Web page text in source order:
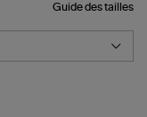
Guide des tailles